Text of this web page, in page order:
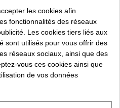
S’ABONNER
tout moment. Vous trouverez
dans les conditions
SUR LES RÉSEAUX
les cookies afin
fonctionnalités des réseaux
Les cookies tiers liés aux
sont utilisés pour vous offrir des
réseaux sociaux, ainsi que des
vous ces cookies ainsi que
de vos données